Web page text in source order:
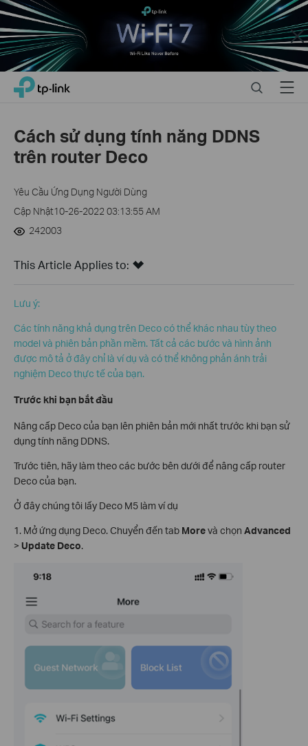
Close
Click
navigation
bar
TP-Link, Reliably Smart SearchMenu
Cách sử dụng tính năng DDNS
trên router Deco
Yêu Cầu Ứng Dụng Người Dùng
Cập Nhật10-26-2022 03:13:55 AM
242003
This Article Applies to:
Lưu ý:
Các tính năng khả dụng trên Deco có thể khác nhau tùy theo
model và phiên bản phần mềm. Tất cả các bước và hình ảnh
được mô tả ở đây chỉ là ví dụ và có thể không phản ánh trải
nghiệm Deco thực tế của bạn.
Trước khi bạn bắt đầu
Nâng cấp Deco của bạn lên phiên bản mới nhất trước khi bạn sử
dụng tính năng DDNS.
Trước tiên, hãy làm theo các bước bên dưới để nâng cấp router
Deco của bạn.
Ở đây chúng tôi lấy Deco M5 làm ví dụ
1. Mở ứng dụng Deco. Chuyển đến tab Morevà chọn Advanced
> Update Deco.